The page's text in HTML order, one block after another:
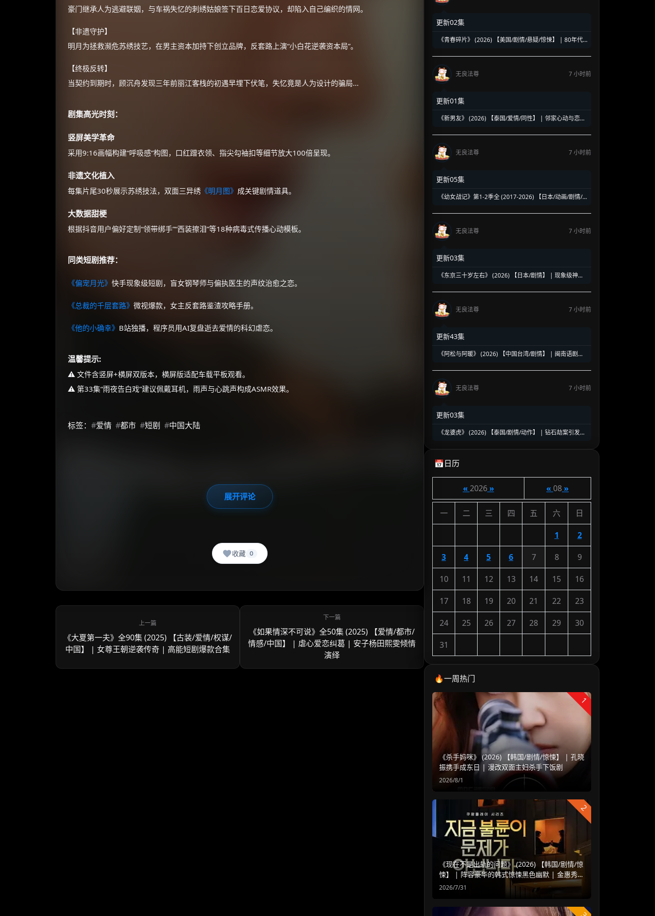
豪门继承人为逃避联姻，与车祸失忆的刺绣姑娘签下百日恋爱协议，却陷入自己编织的情网。
【非遗守护】
明月为拯救濒危苏绣技艺，在男主资本加持下创立品牌，反套路上演“小白花逆袭资本局”。
【终极反转】
当契约到期时，顾沉舟发现三年前丽江客栈的初遇早埋下伏笔，失忆竟是人为设计的骗局...
剧集高光时刻：
竖屏美学革命
采用9:16画幅构建“呼吸感”构图，口红蹭衣领、指尖勾袖扣等细节放大100倍呈现。
非遗文化植入
每集片尾30秒展示苏绣技法，双面三异绣 《明月图》 成关键剧情道具。
大数据甜梗
根据抖音用户偏好定制“领带绑手”“西装擦泪”等18种病毒式传播心动模板。
同类短剧推荐：
《偏宠月光》 快手现象级短剧，盲女钢琴师与偏执医生的声纹治愈之恋。
《总裁的千层套路》 微视爆款，女主反套路鉴渣攻略手册。
《他的小确幸》 B站独播，程序员用AI复盘逝去爱情的科幻虐恋。
温馨提示:
⚠️ 文件含竖屏+横屏双版本，横屏版适配车载平板观看。
⚠️ 第33集“雨夜告白戏”建议佩戴耳机，雨声与心跳声构成ASMR效果。
标签： #爱情 #都市 #短剧 #中国大陆
展开评论
收藏 0
《大夏第一夫》全90集 (2025) 【古装/爱情/权谋/
中国】 | 女尊王朝逆袭传奇 | 高能短剧爆款合集
《如果情深不可说》全50集 (2025) 【爱情/都市/
情感/中国】 | 虐心爱恋纠葛 | 安子杨田熙雯倾情
演绎
更新02集
《青春碎片》 (2026) 【美国/剧情/悬疑/惊悚】 | 80年代
无良法尊 7 小时前
更新01集
《新男友》 (2026) 【泰国/爱情/同性】 | 邻家心动与恋爱
无良法尊 7 小时前
更新05集
《幼女战记》第1-2季全 (2017-2026) 【日本/动画/剧情/
异世界神作
无良法尊
7 小时前
更新03集
《东京三十岁左右》 (2026) 【日本/剧情】 | 现象级神剧
无良法尊 7 小时前
更新43集
《阿松与阿暖》 (2026) 【中国台湾/剧情】 | 闽南语剧视
无良法尊 7 小时前
更新03集
《龙婆虎》 (2026) 【泰国/剧情/动作】 | 钻石劫案引发的
📅日历
« 2026» « 08»
一 二 三 四 五 六 日
1 2
3 4 5 6 7 8 9
10 11 12 13 14 15 16
17 18 19 20 21 22 23
24 25 26 27 28 29 30
31
🔥一周热门
1
《杀手妈咪》 (2026) 【韩国/剧情/惊悚】 | 孔晓
振携手成东日 | 漫改双面主妇杀手下饭剧
2026/8/1
2
《现在不是出轨的问题》 (2026) 【韩国/剧情/惊
悚】 | 阵容豪华的韩式惊悚黑色幽默 | 金惠秀 x
赵汝贞强强联手
2026/7/31
☕
你需要的各种会员，都可低价购买！
还有支付宝现金红包、外卖红包、